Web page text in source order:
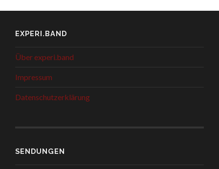
EXPERI.BAND
Über experi.band
Impressum
Datenschutzerklärung
SENDUNGEN